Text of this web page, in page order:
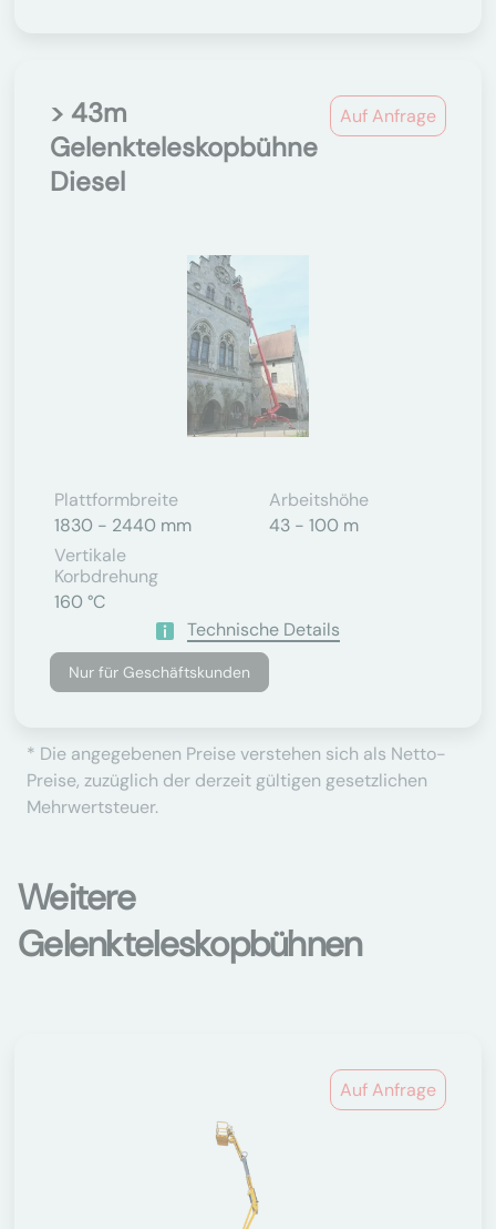
Auf Anfrage
> 43m
Gelenkteleskopbühne
Diesel
Plattformbreite
1830 - 2440 mm
Arbeitshöhe
43 - 100 m
Vertikale
Korbdrehung
160 °C
Technische Details
Nur für Geschäftskunden
* Die angegebenen Preise verstehen sich als Netto-
Preise, zuzüglich der derzeit gültigen gesetzlichen
Mehrwertsteuer.
Weitere
Gelenkteleskopbühnen
Auf Anfrage